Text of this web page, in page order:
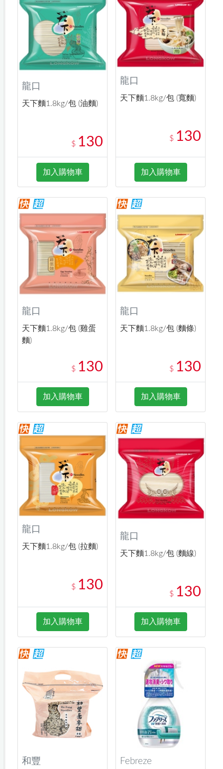
龍口
天下麵1.8kg/包 (油麵)
$ 130
加入購物車
龍口
天下麵1.8kg/包 (寬麵)
$ 130
加入購物車
龍口
天下麵1.8kg/包 (雞蛋
麵)
$ 130
加入購物車
龍口
天下麵1.8kg/包 (麵條)
$ 130
加入購物車
龍口
天下麵1.8kg/包 (拉麵)
$ 130
加入購物車
龍口
天下麵1.8kg/包 (麵線)
$ 130
加入購物車
和豐 Febreze